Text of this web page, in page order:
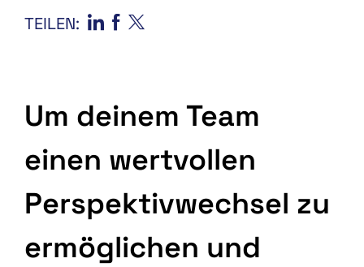
TEILEN:
Um deinem Team
einen wertvollen
Perspektivwechsel zu
ermöglichen und